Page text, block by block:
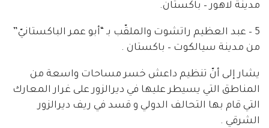
مدينة لاهور – باكستان.
5 – عبد العظيم راتشوت والملقّب بـ “أبو عمر الباكستانيّ”
من مدينة سيالكوت – باكستان .
يشار إلى أنّ تنظيم داعش خسر مساحات واسعة من
المناطق التي يسيطر عليها في ديرالزور على غرار المعارك
التي قام بها التحالف الدولي و قسد في ريف ديرالزور
الشرقي .